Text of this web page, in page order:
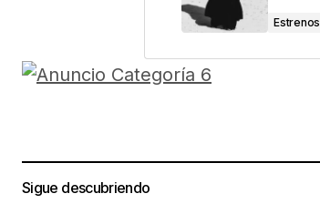
Estrenos
Sigue descubriendo